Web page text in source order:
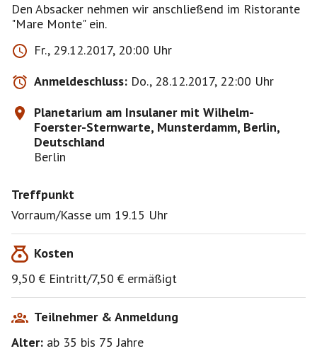
Den Absacker nehmen wir anschließend im Ristorante
"Mare Monte" ein.
Fr., 29.12.2017, 20:00 Uhr
Anmeldeschluss: Do., 28.12.2017, 22:00 Uhr
Planetarium am Insulaner mit Wilhelm-
Foerster-Sternwarte, Munsterdamm, Berlin,
Deutschland
Berlin
Treffpunkt
Vorraum/Kasse um 19.15 Uhr
Kosten
9,50 € Eintritt/7,50 € ermäßigt
Teilnehmer & Anmeldung
Alter: ab 35 bis 75Jahre